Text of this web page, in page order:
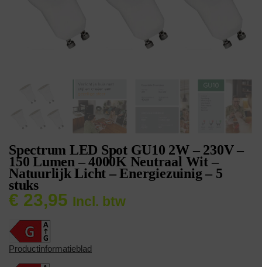
Spectrum LED Spot GU10 2W – 230V –
150 Lumen – 4000K Neutraal Wit –
Natuurlijk Licht – Energiezuinig – 5
stuks
€ 23,95 Incl. btw
Productinformatieblad